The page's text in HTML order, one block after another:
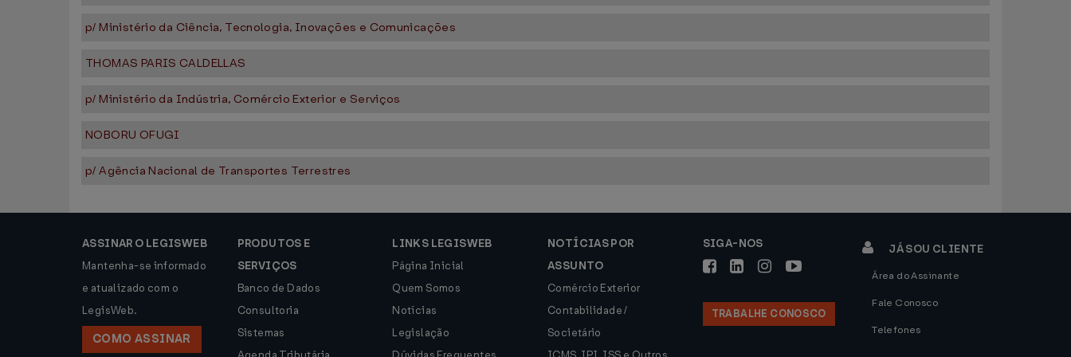
p/ Ministério da Ciência, Tecnologia, Inovações e Comunicações
THOMAS PARIS CALDELLAS
p/ Ministério da Indústria, Comércio Exterior e Serviços
NOBORU OFUGI
p/ Agência Nacional de Transportes Terrestres
ASSINAR O LEGISWEB
Mantenha-se informado
e atualizado com o
LegisWeb.
COMO ASSINAR
PRODUTOS E
SERVIÇOS
Banco de Dados
Consultoria
Sistemas
LINKS LEGISWEB
Página Inicial
Quem Somos
Notícias
Legislação
NOTÍCIAS POR
ASSUNTO
Comércio Exterior
Contabilidade /
Societário
SIGA-NOS
TRABALHE CONOSCO
JÁ SOU CLIENTE
Área do Assinante
Fale Conosco
Telefones